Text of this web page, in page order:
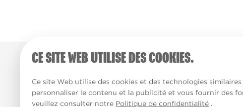
CE SITE WEB UTILISE DES COOKIES.
Ce site Web utilise des cookies et des technologies
personnaliser le contenu et la publicité et vous fournir des
veuillez consulter notre Politique de confidentialité .